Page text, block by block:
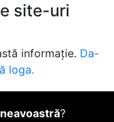
site-uri
informație. Da-
loga.
?